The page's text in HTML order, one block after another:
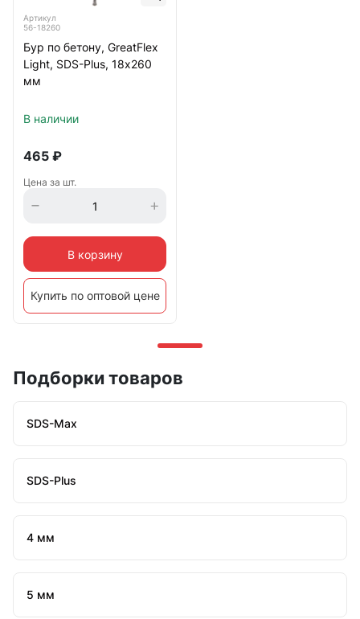
Артикул
56-18260
Бур по бетону, GreatFlex
Light, SDS-Plus, 18х260
мм
В наличии
465 ₽
Цена за шт.
В корзину
Купить по оптовой цене
Подборки товаров
SDS-Max
SDS-Plus
4 мм
5 мм